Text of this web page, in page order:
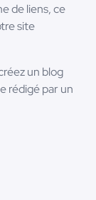
de liens, ce
site
un blog
rédigé par un